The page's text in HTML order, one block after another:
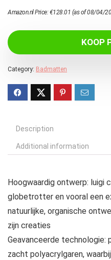
Amazon.nl Price:€128.01 (as of 08/04/
KOOP
Category: Badmatten
Description
Additional information
Hoogwaardig ontwerp: luigi
globetrotter en vooral een
natuurlijke, organische
zijn creaties
Geavanceerde technologie:
zacht polyacrylgaren,